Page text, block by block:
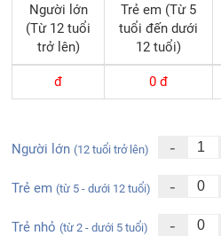
Người lớn
(Từ 12 tuổi
trở lên)
Trẻ em (Từ 5
tuổi đến dưới
12 tuổi)
đ 0 đ
Người lớn(12 tuổi trở lên) -
Trẻ em(từ 5 - dưới 12 tuổi) -
Trẻ nhỏ(từ 2 - dưới 5 tuổi) -